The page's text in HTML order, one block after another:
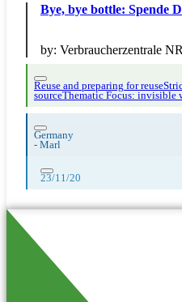
Bye, bye bottle: Spende
by: Verbraucherzentrale
Reuse and preparing for reuse
sourceThematic Focus: invisible
Germany
- Marl
23/11/20